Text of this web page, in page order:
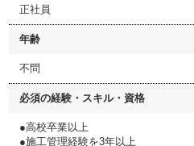
正社員
年齢
不問
必須の経験・スキル・資格
●高校卒業以上
●施工管理経験を3年以上